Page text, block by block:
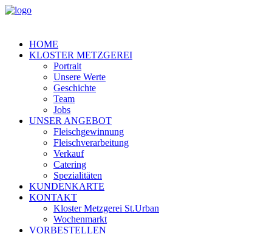
HOME
KLOSTER METZGEREI
Portrait
Unsere Werte
Geschichte
Team
Jobs
UNSER ANGEBOT
Fleischgewinnung
Fleischverarbeitung
Verkauf
Catering
Spezialitäten
KUNDENKARTE
KONTAKT
Kloster Metzgerei St.Urban
Wochenmarkt
VORBESTELLEN